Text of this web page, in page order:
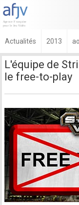
Actualités 2013
L'équipe de
le free-to-play